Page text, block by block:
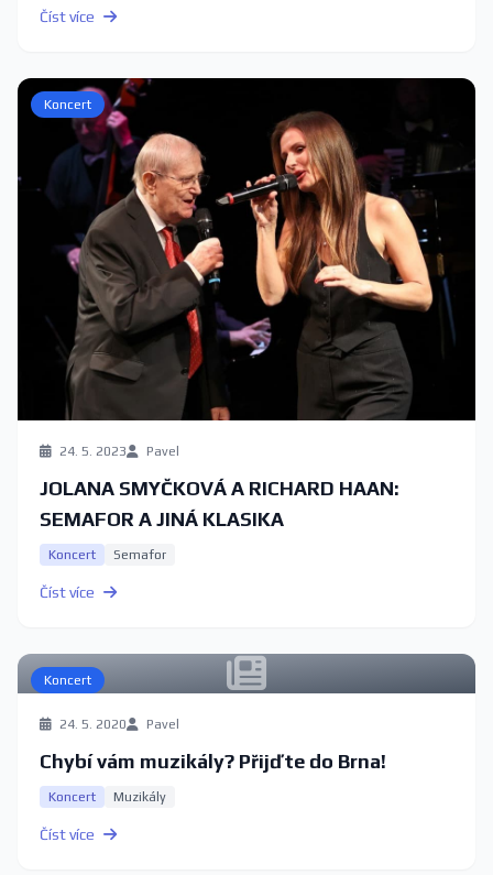
Číst více
Koncert
24. 5. 2023 Pavel
JOLANA SMYČKOVÁ A RICHARD HAAN:
SEMAFOR A JINÁ KLASIKA
Koncert Semafor
Číst více
Koncert
24. 5. 2020 Pavel
Chybí vám muzikály? Přijďte do Brna!
Koncert Muzikály
Číst více